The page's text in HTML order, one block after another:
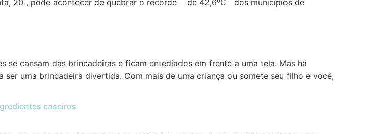
cansam das brincadeiras e ficam entediados em frente a uma tela. Mas há
uma brincadeira divertida. Com mais de uma criança ou somete seu filho e você,
caseiros